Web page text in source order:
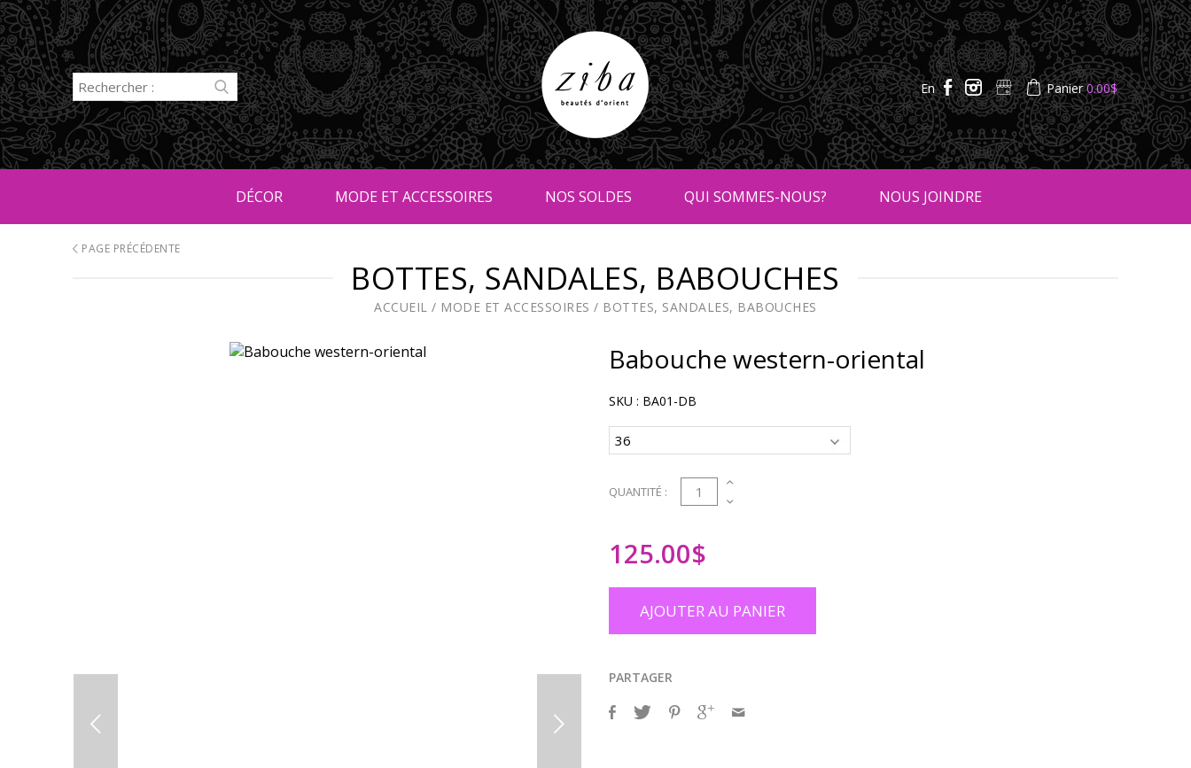
En Panier0.00$
DÉCOR MODE ET ACCESSOIRES NOS SOLDES QUI SOMMES-NOUS? NOUS JOINDRE
PAGE PRÉCÉDENTE
BOTTES, SANDALES, BABOUCHES
ACCUEIL / MODE ET ACCESSOIRES / BOTTES, SANDALES, BABOUCHES
Babouche western-oriental
SKU : BA01-DB
QUANTITÉ : 1
125.00$
AJOUTER AU PANIER
PARTAGER